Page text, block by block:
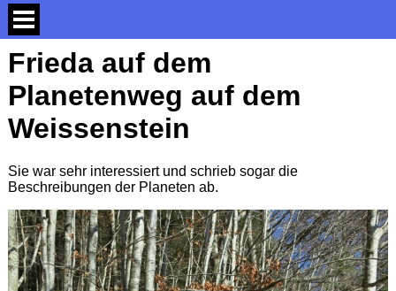
Frieda auf dem
Planetenweg auf dem
Weissenstein
Sie war sehr interessiert und schrieb sogar die
Beschreibungen der Planeten ab.